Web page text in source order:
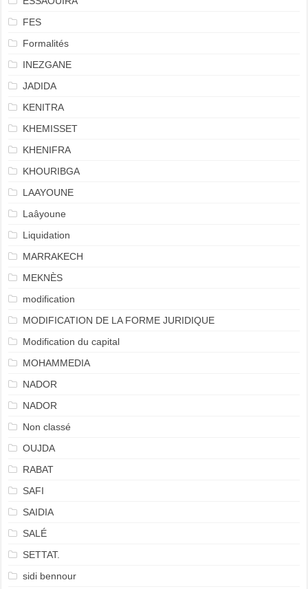
FES
Formalités
INEZGANE
JADIDA
KENITRA
KHEMISSET
KHENIFRA
KHOURIBGA
LAAYOUNE
Laâyoune
Liquidation
MARRAKECH
MEKNÈS
modification
MODIFICATION DE LA FORME JURIDIQUE
Modification du capital
MOHAMMEDIA
NADOR
NADOR
Non classé
OUJDA
RABAT
SAFI
SAIDIA
SALÉ
SETTAT.
sidi bennour